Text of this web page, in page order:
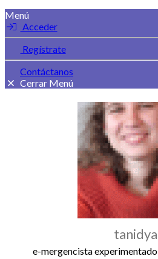
Menú
Acceder
Regístrate
Contáctanos
Cerrar Menú
tanidya
e-mergencista experimentado